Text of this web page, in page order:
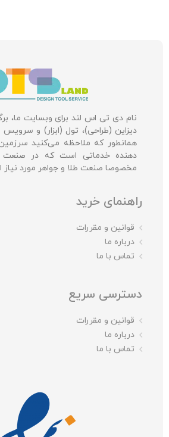
نام دی تی اس لند برای وبسایت ما،
دیزاین (طراحی)، تول (ابزار) و
همانطور که ملاحظه می‌کنید
دهنده خدماتی است که در صنعت
مخصوصا صنعت طلا و جواهر مورد
راهنمای خرید
قوانین و مقررات
درباره ما
تماس با ما
دسترسی سریع
قوانین و مقررات
درباره ما
تماس با ما